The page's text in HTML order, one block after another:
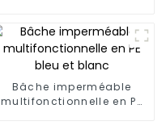
Bâche imperméable
multifonctionnelle en PE